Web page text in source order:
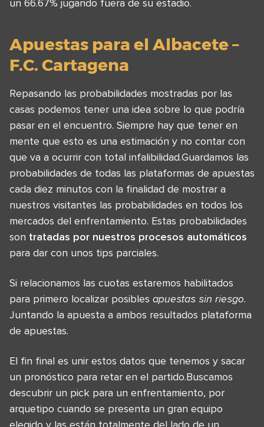
un 66.67% jugando fuera de su estadio.
Apuestas para el Albacete –
F.C. Cartagena
Repasando las probabilidades mostradas por las
casas podemos tener una idea sobre lo que podría
pasar en el encuentro. Siempre hay que tener en
mente que esto es una estimación y no contar con
que va a ocurrir con total infalibilidad.Guardamos las
probabilidades de todas las plataformas de apuestas
cada diez minutos con la finalidad de mostrar a
nuestros visitantes las probabilidades en todos los
mercados del enfrentamiento. Estas probabilidades
son tratadas por nuestros procesos automáticos
para dar con unos tips parciales.
Si relacionamos las cuotas estaremos habilitados
para primero localizar posibles apuestas sin riesgo.
Juntando la apuesta a ambos resultados plataforma
de apuestas.
El fin final es unir estos datos que tenemos y sacar
un pronóstico para retar en el partido.Buscamos
descubrir un pick para un enfrentamiento, por
arquetipo cuando se presenta un gran equipo
elegido y las están totalmente del lado de un